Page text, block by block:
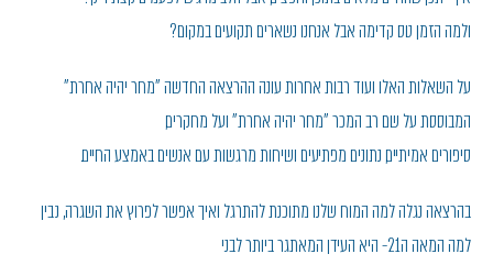
ולמה הזמן טס קדימה אבל אנחנו נשארים תקועים במקום?
על השאלות האלו ועוד רבות אחרות עונה ההרצאה החדשה "מחר יהיה אחרת"
המבוססת על שם רב המכר "מחר יהיה אחרת" ועל מחקרים,
סיפורים אמיתיים, נתונים מפתיעים ושיחות מרגשות עם אנשים באמצע החיים.
בהרצאה נגלה למה המוח שלנו מתוכנת להתרגל ואיך אפשר לפרוץ את השגרה, נבין
למה המאה ה21- היא העידן המאתגר ביותר לבני